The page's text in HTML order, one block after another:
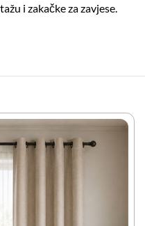
i zakačke za zavjese.